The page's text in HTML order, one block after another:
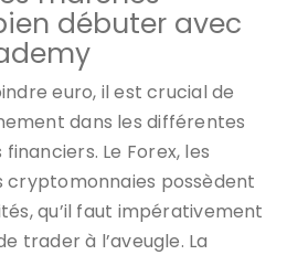
débuter avec
euro, il est crucial de
dans les différentes
Le Forex, les
cryptomonnaies possèdent
qu’il faut impérativement
trader à l’aveugle. La